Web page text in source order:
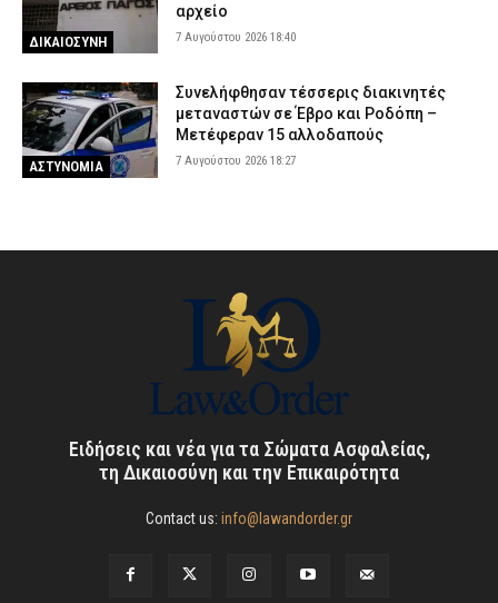
ΔΙΚΑΙΟΣΥΝΗ
αρχείο
7 Αυγούστου 2026 18:40
ΑΣΤΥΝΟΜΙΑ
Συνελήφθησαν τέσσερις διακινητές
μεταναστών σε Έβρο και Ροδόπη –
Μετέφεραν 15 αλλοδαπούς
7 Αυγούστου 2026 18:27
Ειδήσεις και νέα για τα Σώματα Ασφαλείας,
τη Δικαιοσύνη και την Επικαιρότητα
Contact us: info@lawandorder.gr